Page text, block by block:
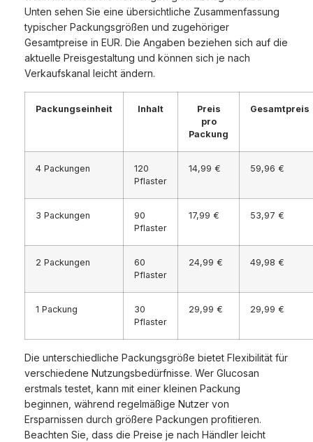
Unten sehen Sie eine übersichtliche Zusammenfassung
typischer Packungsgrößen und zugehöriger
Gesamtpreise in EUR. Die Angaben beziehen sich auf die
aktuelle Preisgestaltung und können sich je nach
Verkaufskanal leicht ändern.
Packungseinheit Inhalt
Preis
pro
Packung
Gesamtpreis
4 Packungen
120
Pflaster
14,99 € 59,96 €
3 Packungen
90
Pflaster
17,99 € 53,97 €
2 Packungen
60
Pflaster
24,99 € 49,98 €
1 Packung
30
Pflaster
29,99 € 29,99 €
Die unterschiedliche Packungsgröße bietet Flexibilität für
verschiedene Nutzungsbedürfnisse. Wer Glucosan
erstmals testet, kann mit einer kleinen Packung
beginnen, während regelmäßige Nutzer von
Ersparnissen durch größere Packungen profitieren.
Beachten Sie, dass die Preise je nach Händler leicht